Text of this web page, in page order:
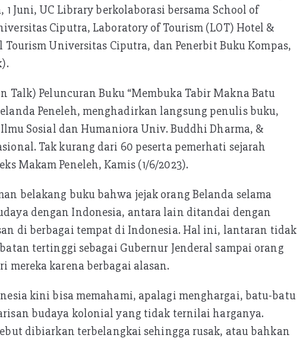
Juni, UC Library berkolaborasi bersama School of
Ciputra, Laboratory of Tourism (LOT) Hotel &
Tourism Universitas Ciputra, dan Penerbit Buku Kompas,
Talk) Peluncuran Buku “Membuka Tabir Makna Batu
Peneleh, menghadirkan langsung penulis buku,
Sosial dan Humaniora Univ. Buddhi Dharma, &
Tak kurang dari 60 peserta pemerhati sejarah
Makam Peneleh, Kamis (1/6/2023).
belakang buku bahwa jejak orang Belanda selama
dengan Indonesia, antara lain ditandai dengan
di berbagai tempat di Indonesia. Hal ini, lantaran tidak
tertinggi sebagai Gubernur Jenderal sampai orang
mereka karena berbagai alasan.
kini bisa memahami, apalagi menghargai, batu-batu
budaya kolonial yang tidak ternilai harganya.
dibiarkan terbelangkai sehingga rusak, atau bahkan